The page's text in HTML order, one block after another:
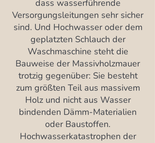
dass wasserführende
Versorgungsleitungen sehr sicher
sind. Und Hochwasser oder dem
geplatzten Schlauch der
Waschmaschine steht die
Bauweise der Massivholzmauer
trotzig gegenüber: Sie besteht
zum größten Teil aus massivem
Holz und nicht aus Wasser
bindenden Dämm-Materialien
oder Baustoffen.
Hochwasserkatastrophen der